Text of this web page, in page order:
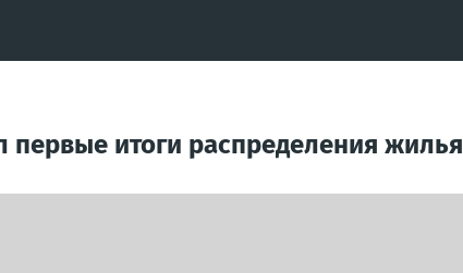
итоги распределения жилья